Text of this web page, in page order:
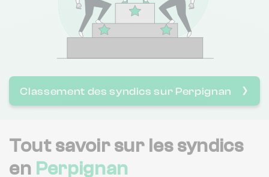
Sodesco
Immobiliere Europeenne De
Gestion
G F Roussillon Investissement
Classement des syndics sur Perpignan ❯
Tout savoir sur les syndics
en Perpignan